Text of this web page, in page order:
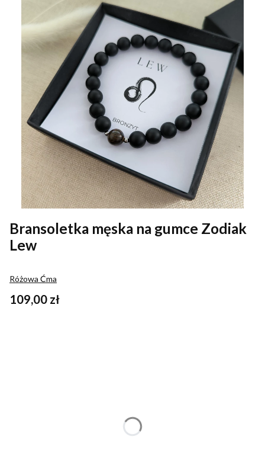
Bransoletka męska na gumce Zodiak
Lew
Różowa Ćma
Cena
109,00 zł